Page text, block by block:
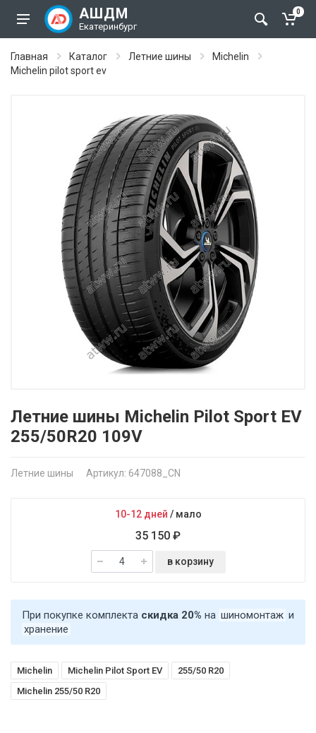
АШДМ
Екатеринбург
0
Главная Каталог Летние шины
Michelin
Michelin pilot sport ev
Летние шины Michelin Pilot Sport EV
255/50R20 109V
Летние шины Артикул: 647088_CN
10-12 дней / мало
35 150 ₽
в корзину
При покупке комплекта скидка 20% на шиномонтаж и
хранение
Michelin Michelin Pilot Sport EV
255/50 R20
Michelin 255/50 R20